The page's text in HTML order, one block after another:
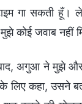
गा सकती
कोई जवाब नहीं
अगुआ ने मुझे
लिए कहा, उसने